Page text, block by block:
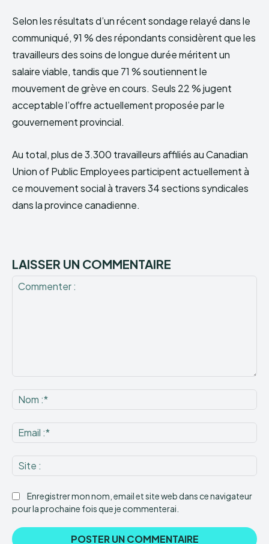
Selon les résultats d’un récent sondage relayé dans le
communiqué, 91 % des répondants considèrent que les
travailleurs des soins de longue durée méritent un
salaire viable, tandis que 71 % soutiennent le
mouvement de grève en cours. Seuls 22 % jugent
acceptable l’offre actuellement proposée par le
gouvernement provincial.
Au total, plus de 3.300 travailleurs affiliés au Canadian
Union of Public Employees participent actuellement à
ce mouvement social à travers 34 sections syndicales
dans la province canadienne.
LAISSER UN COMMENTAIRE
:*
:*
:
Enregistrer mon nom, email et site web dans ce navigateur
pour la prochaine fois que je commenterai.